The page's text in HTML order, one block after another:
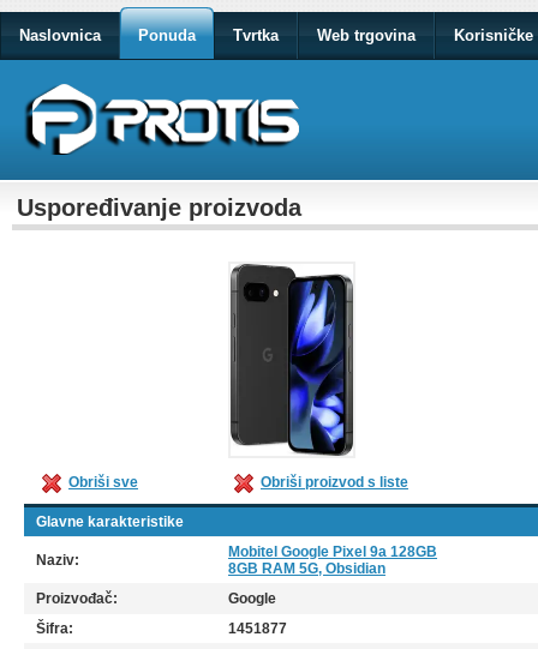
Naslovnica Ponuda Tvrtka Web trgovina Korisničke
Uspoređivanje proizvoda
Obriši sve Obriši proizvod s liste
Glavne karakteristike
Naziv:
Mobitel Google Pixel 9a 128GB
8GB RAM 5G, Obsidian
Proizvođač:
Google
Šifra:
1451877